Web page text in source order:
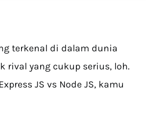
terkenal di dalam dunia
rival yang cukup serius, loh.
JS vs Node JS, kamu